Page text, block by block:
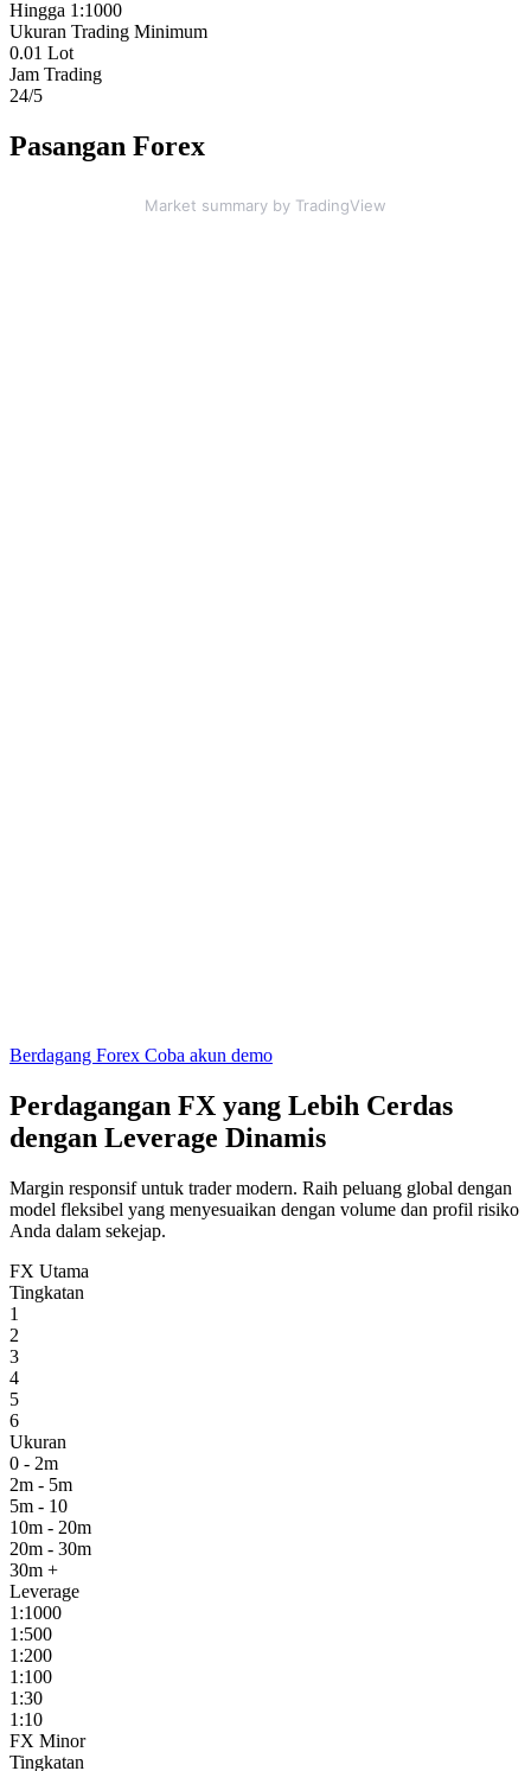
Hingga 1:1000
Ukuran Trading Minimum
0.01 Lot
Jam Trading
24/5
Pasangan Forex
Market summary by TradingView
Berdagang Forex Coba akun demo
Perdagangan FX yang Lebih Cerdas
dengan Leverage Dinamis
Margin responsif untuk trader modern. Raih peluang global dengan
model fleksibel yang menyesuaikan dengan volume dan profil risiko
Anda dalam sekejap.
FX Utama
Tingkatan
1
2
3
4
5
6
Ukuran
0 - 2m
2m - 5m
5m - 10
10m - 20m
20m - 30m
30m +
Leverage
1:1000
1:500
1:200
1:100
1:30
1:10
FX Minor
Tingkatan